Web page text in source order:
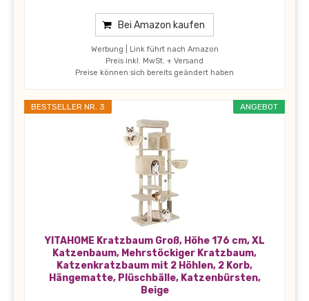
Bei Amazon kaufen
Werbung | Link führt nach Amazon
Preis inkl. MwSt. + Versand
Preise können sich bereits geändert haben
ANGEBOT
BESTSELLER NR. 3
YITAHOME Kratzbaum Groß, Höhe 176 cm, XL
Katzenbaum, Mehrstöckiger Kratzbaum,
Katzenkratzbaum mit 2 Höhlen, 2 Korb,
Hängematte, Plüschbälle, Katzenbürsten,
Beige